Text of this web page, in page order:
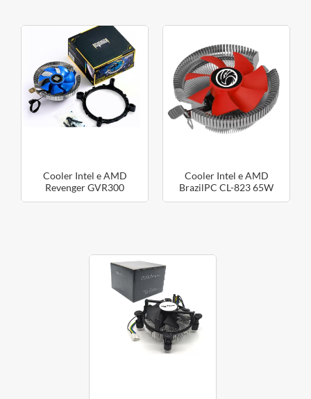
Cooler Intel e AMD
Revenger GVR300
Cooler Intel e AMD
BrazilPC CL-823 65W